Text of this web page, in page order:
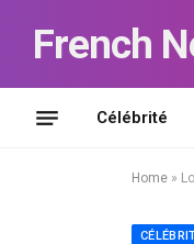
French
Célébrité
Home »